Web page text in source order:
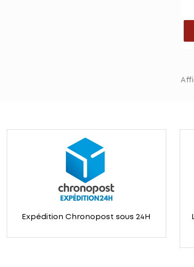
Expédition Chronopost sous 24H